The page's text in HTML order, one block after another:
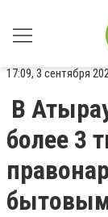
17:09, 3 сентября
В
более 3